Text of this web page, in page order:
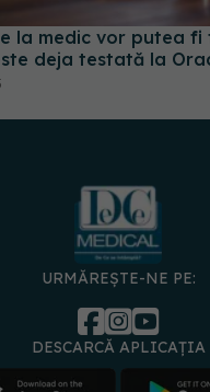
la medic vor putea fi
deja testată la
URMĂREȘTE-NE PE:
DESCARCĂ APLICAȚIA